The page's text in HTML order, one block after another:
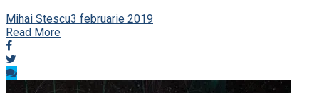
Mihai Stescu3 februarie 2019
Read More